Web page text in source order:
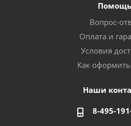
Помощь
Вопрос-
Оплата и
Условия
Как оформить
Наши
8-495-